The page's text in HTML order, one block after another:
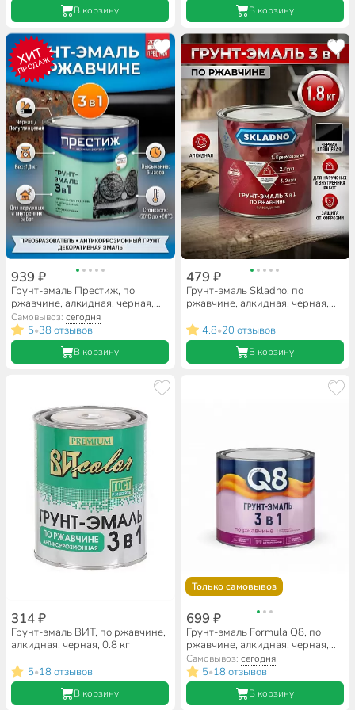
В корзину В корзину
ХИТ
ПРОДАЖ
939 ₽
Грунт-эмаль Престиж, по
ржавчине, алкидная, черная,
1.9 кг
Самовывоз:сегодня
5•38 отзывов
В корзину
479 ₽
Грунт-эмаль Skladno, по
ржавчине, алкидная, черная,
4.8•20 отзывов
В корзину
314 ₽
Грунт-эмаль ВИТ, по ржавчине,
алкидная, черная, 0.8 кг
5•18 отзывов
В корзину
Только самовывоз
699 ₽
Грунт-эмаль Formula Q8, по
ржавчине, алкидная, черная,
1.9 кг
Самовывоз: сегодня
5•18 отзывов
В корзину